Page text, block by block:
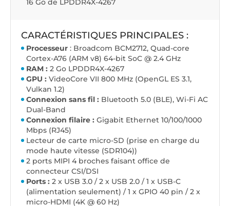
16 Go de LPDDR4X-4267
CARACTÉRISTIQUES PRINCIPALES :
Processeur : Broadcom BCM2712, Quad-core
Cortex-A76 (ARM v8) 64-bit SoC @ 2.4 GHz
RAM : 2 Go LPDDR4X-4267
GPU : VideoCore VII 800 MHz (OpenGL ES 3.1,
Vulkan 1.2)
Connexion sans fil : Bluetooth 5.0 (BLE), Wi-Fi AC
Dual-Band
Connexion filaire : Gigabit Ethernet 10/100/1000
Mbps (RJ45)
Lecteur de carte micro-SD (prise en charge du
mode haute vitesse (SDR104))
2 ports MIPI 4 broches faisant office de
connecteur CSI/DSI
Ports : 2 x USB 3.0 / 2 x USB 2.0 / 1 x USB-C
(alimentation seulement) / 1 x GPIO 40 pin / 2 x
micro-HDMI (4K @ 60 Hz)